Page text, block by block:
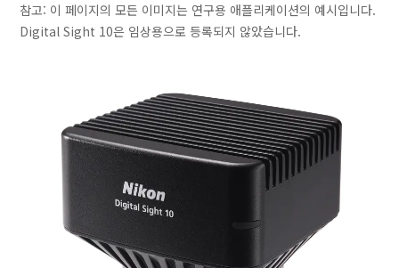
참고: 이 페이지의 모든 이미지는 연구용 애플리케이션의 예시입니다.
Digital Sight 10은 임상용으로 등록되지 않았습니다.